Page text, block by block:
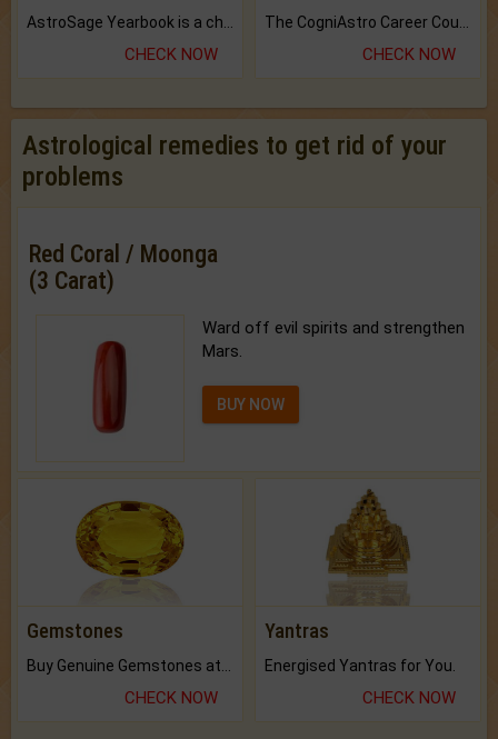
CHECK NOW CHECK NOW
Astrological remedies to get rid of your
problems
Red Coral / Moonga
(3 Carat)
Ward off evil spirits and strengthen
Mars.
BUY NOW
Gemstones
CHECK NOW
Yantras
Energised Yantras for You.
CHECK NOW